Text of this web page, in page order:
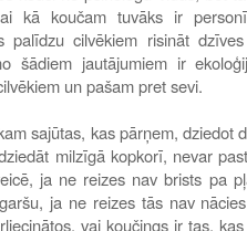
kā koučam tuvāks ir
palīdzu cilvēkiem risināt
šādiem jautājumiem ir
un pašam pret sevi.
sajūtas, kas pārņem, dziedot
milzīgā kopkorī, nevar
ja ne reizes nav brists pa
ja ne reizes tās nav
vai koučings ir tas,